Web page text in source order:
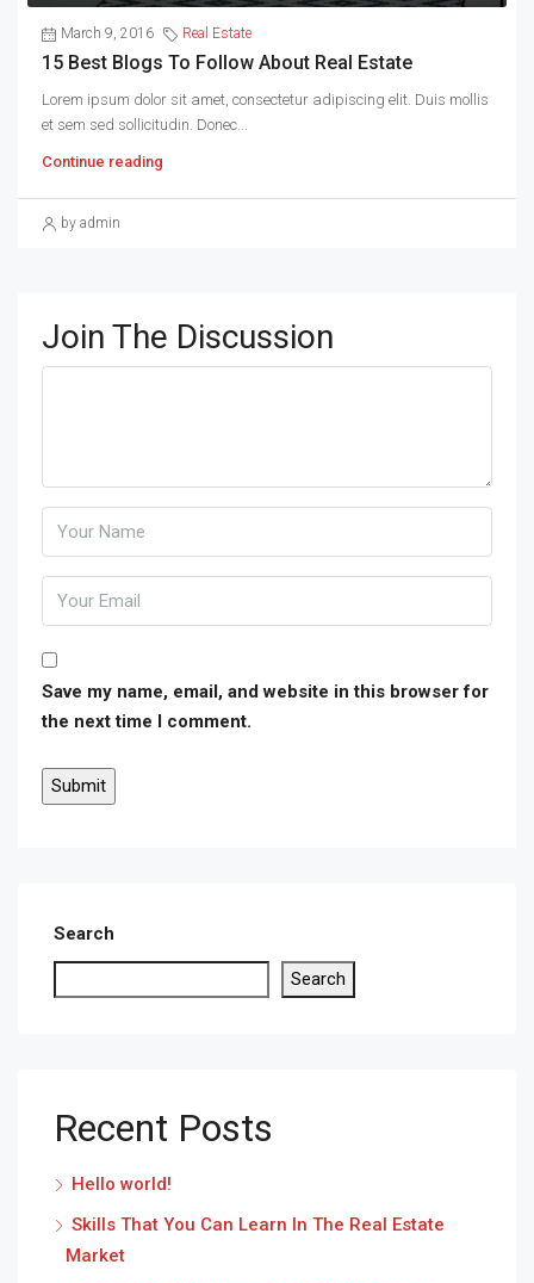
March 9, 2016 Real Estate
15 Best Blogs To Follow About Real Estate
Lorem ipsum dolor sit amet, consectetur adipiscing elit. Duis mollis
et sem sed sollicitudin. Donec...
Continue reading
by admin
Join The Discussion
Save my name, email, and website in this browser for
the next time I comment.
Search
Search
Recent Posts
Hello world!
Skills That You Can Learn In The Real Estate
Market